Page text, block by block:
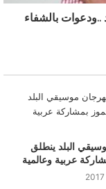
بالشفاء
البلد ينطلق